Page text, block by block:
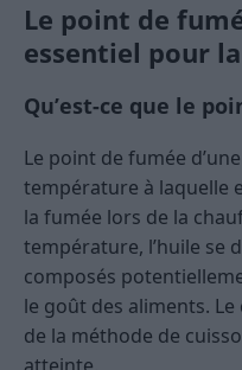
Le point de
essentiel pour
Qu’est-ce que le
Le point de fumée
température à laquelle
la fumée lors de la
température, l’huile se
composés
le goût des aliments.
de la méthode de